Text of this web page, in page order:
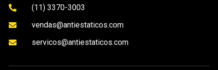
 (11) 3370-3003
 vendas@antiestaticos.com
 servicos@antiestaticos.com